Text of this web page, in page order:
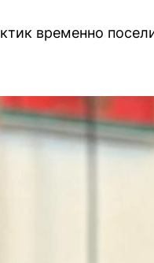
временно